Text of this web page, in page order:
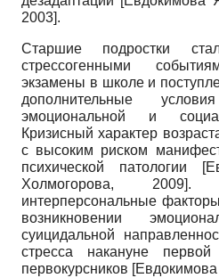
2003].
Старшие подростки
стрессогенными
экзамены в школе и
дополнительные
эмоциональной и
Кризисный характер
с высоким риском
психической патологии
[
Холмогорова, 2009].
интерперсональные
возникновении
суицидальной
стресса накануне
первокурсников [